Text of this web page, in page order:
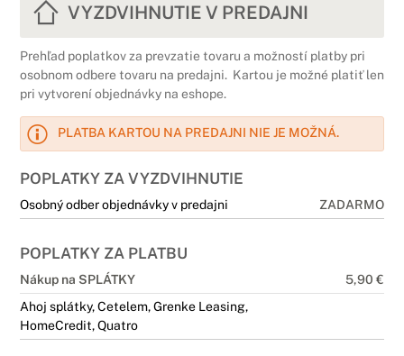
VYZDVIHNUTIE V PREDAJNI
Prehľad poplatkov za prevzatie tovaru a možností platby pri
osobnom odbere tovaru na predajni. Kartou je možné platiť len
pri vytvorení objednávky na eshope.
PLATBA KARTOU NA PREDAJNI NIE JE MOŽNÁ.
POPLATKY ZA VYZDVIHNUTIE
Osobný odber objednávky v predajni ZADARMO
POPLATKY ZA PLATBU
Nákup na SPLÁTKY
5,90 €
Ahoj splátky, Cetelem, Grenke Leasing,
HomeCredit, Quatro